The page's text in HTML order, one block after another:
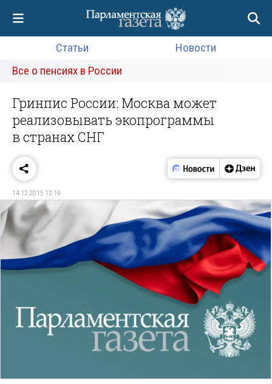
Статьи
Новости
Все о пенсиях в России
Гринпис России: Москва может
реализовывать экопрограммы
в странах СНГ
14.12.2015 12:19